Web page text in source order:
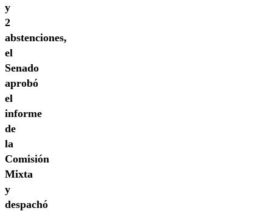
y
2
abstenciones,
el
Senado
aprobó
el
informe
de
la
Comisión
Mixta
y
despachó